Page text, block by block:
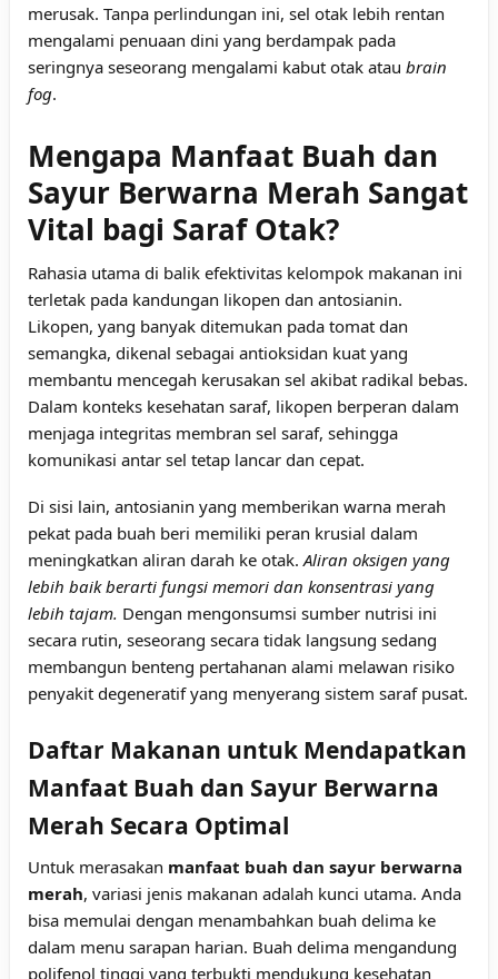
merusak. Tanpa perlindungan ini, sel otak lebih rentan
mengalami penuaan dini yang berdampak pada
seringnya seseorang mengalami kabut otak atau brain
fog.
Mengapa Manfaat Buah dan
Sayur Berwarna Merah Sangat
Vital bagi Saraf Otak?
Rahasia utama di balik efektivitas kelompok makanan ini
terletak pada kandungan likopen dan antosianin.
Likopen, yang banyak ditemukan pada tomat dan
semangka, dikenal sebagai antioksidan kuat yang
membantu mencegah kerusakan sel akibat radikal bebas.
Dalam konteks kesehatan saraf, likopen berperan dalam
menjaga integritas membran sel saraf, sehingga
komunikasi antar sel tetap lancar dan cepat.
Di sisi lain, antosianin yang memberikan warna merah
pekat pada buah beri memiliki peran krusial dalam
meningkatkan aliran darah ke otak.Aliran oksigen yang
lebih baik berarti fungsi memori dan konsentrasi yang
lebih tajam. Dengan mengonsumsi sumber nutrisi ini
secara rutin, seseorang secara tidak langsung sedang
membangun benteng pertahanan alami melawan risiko
penyakit degeneratif yang menyerang sistem saraf pusat.
Daftar Makanan untuk Mendapatkan
Manfaat Buah dan Sayur Berwarna
Merah Secara Optimal
Untuk merasakan manfaat buah dan sayur berwarna
merah, variasi jenis makanan adalah kunci utama. Anda
bisa memulai dengan menambahkan buah delima ke
dalam menu sarapan harian. Buah delima mengandung
polifenol tinggi yang terbukti mendukung kesehatan